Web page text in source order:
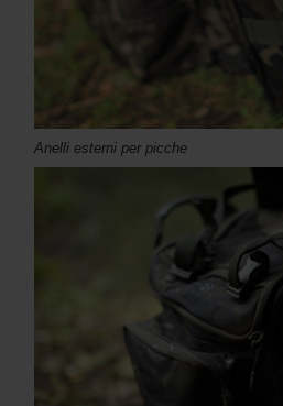
Anelli esterni per picche